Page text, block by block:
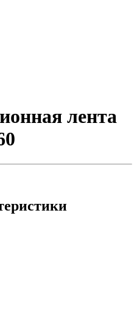
лента